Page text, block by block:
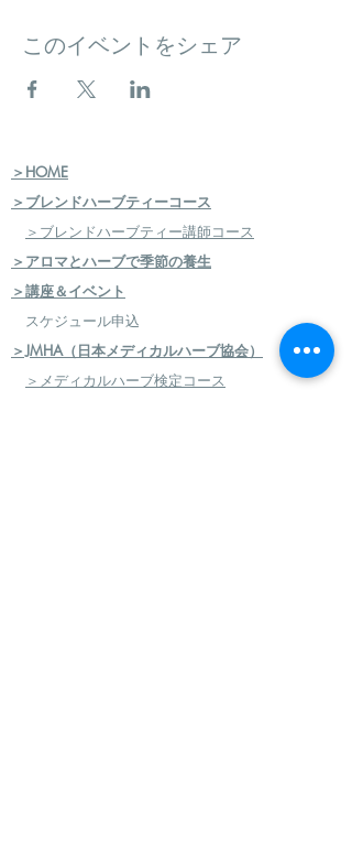
このイベントをシェア
＞HOME
＞ブレンドハーブティーコース
＞ブレンドハーブティー講師コース
＞アロマとハーブで季節の養生
＞講座＆イベント
スケジュール申込
＞JMHA（日本メディカルハーブ協会）
＞メディカルハーブ検定コース